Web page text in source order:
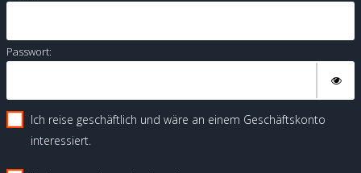
Passwort:
Ich reise geschäftlich und wäre an einem Geschäftskonto
interessiert.